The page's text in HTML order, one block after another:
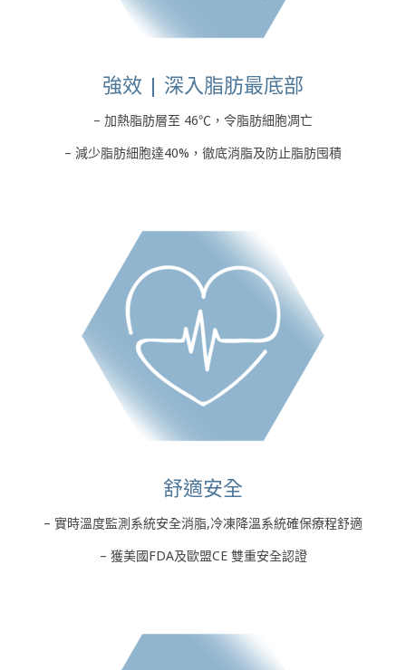
強效 | 深入脂肪最底部
– 加熱脂肪層至 46℃，令脂肪細胞凋亡
– 減少脂肪細胞達40%，徹底消脂及防止脂肪囤積
舒適安全
– 實時溫度監測系統安全消脂,冷凍降溫系統確保療程舒適
– 獲美國FDA及歐盟CE 雙重安全認證